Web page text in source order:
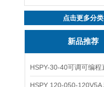
点击更多分类
新品推荐